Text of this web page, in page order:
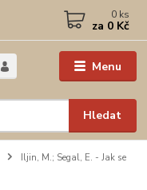
Menu
Hledat
0 ks
za 0 Kč
Iljin, M.; Segal, E. - Jak se